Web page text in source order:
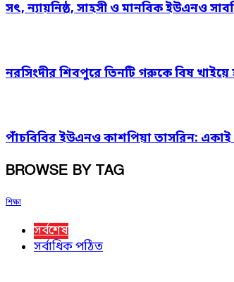
সৎ, ন্যায়নিষ্ঠ, সাহসী ও মানবিক ইউএনও
নরসিংদীর শিবপুরে তিনটি গরুকে বিষ খাইয়ে
পাঁচবিবির ইউএনও কাশপিয়া তাসরিন: একাই
BROWSE BY TAG
শিক্ষা
সর্বশেষ
সর্বাধিক পঠিত